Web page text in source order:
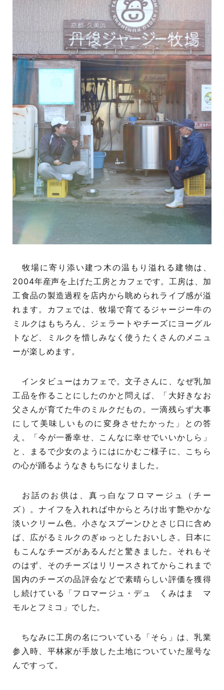
牧場に寄り添い建つ木の温もり溢れる建物は、
2004年産声を上げた工房とカフェです。工房は、加
工食品の製造過程を店内から眺められライブ感が溢
れます。カフェでは、牧場で育てるジャージー牛の
ミルクはもちろん、ジェラートやチーズにヨーグル
トなど、ミルクを惜しみなく使うたくさんのメニュ
ーが楽しめます。
インタビューはカフェで。文子さんに、なぜ乳加
工品を作ることにしたのかと問えば、「大好きなお
父さんが育てた牛のミルクだもの。一滴残らず大事
にして美味しいものに変身させたかった」との答
え。「今が一番幸せ、こんなに幸せでいいかしら」
と、まるで少女のようにはにかむご様子に、こちら
の心が踊るようなきもちになりました。
お話のお供は、真っ白なフロマージュ（チー
ズ）。ナイフを入れれば中からとろけ出す艶やかな
淡いクリーム色。小さなスプーンひとさじ口に含め
ば、広がるミルクのぎゅっとしたおいしさ。日本に
もこんなチーズがあるんだと驚きました。それもそ
のはず、そのチーズはリリースされてからこれまで
国内のチーズの品評会などで素晴らしい評価を獲得
し続けている「フロマージュ・デュ くみはま マ
モルとフミコ」でした。
ちなみに工房の名についている「そら」は、乳業
参入時、平林家が手放した土地についていた屋号な
んですって。